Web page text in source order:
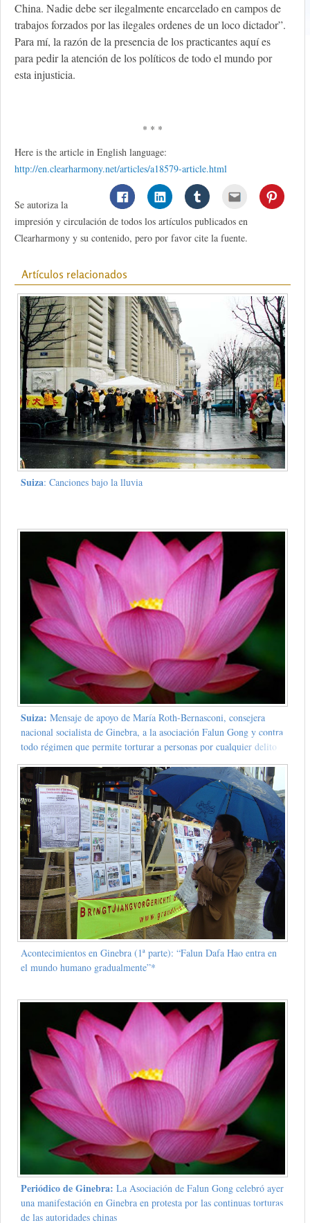
China. Nadie debe ser ilegalmente encarcelado en campos de
trabajos forzados por las ilegales ordenes de un loco dictador”.
Para mí, la razón de la presencia de los practicantes aquí es
para pedir la atención de los políticos de todo el mundo por
esta injusticia.
* * *
Here is the article in English language:
http://en.clearharmony.net/articles/a18579-article.html
Se autoriza la
impresión y circulación de todos los artículos publicados en
Clearharmony y su contenido, pero por favor cite la fuente.
Artículos relacionados
Suiza: Canciones bajo la lluvia
Suiza: Mensaje de apoyo de María Roth-Bernasconi, consejera
nacional socialista de Ginebra, a la asociación Falun Gong y contra
todo régimen que permite torturar a personas por cualquier delito
hecho o supuesto
Acontecimientos en Ginebra (1ª parte): “Falun Dafa Hao entra en
el mundo humano gradualmente”*
Periódico de Ginebra: La Asociación de Falun Gong celebró ayer
una manifestación en Ginebra en protesta por las continuas torturas
de las autoridades chinas